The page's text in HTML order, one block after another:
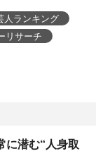
人ランキング
リサーチ
に潜む“人身取